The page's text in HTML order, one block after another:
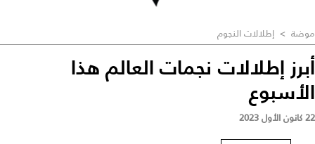
موضة > إطلالات النجوم
أبرز إطلالات نجمات العالم هذا
الأسبوع
22 كانون الأول 2023